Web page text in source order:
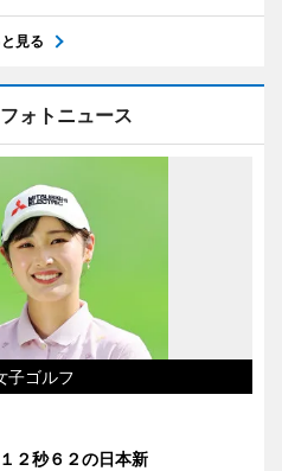
見る
ォトニュース
子ゴルフ
２秒６２の日本新